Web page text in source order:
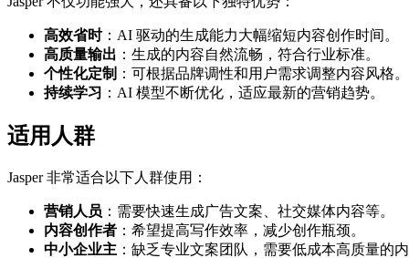
高效省时：AI 驱动的生成能力大幅缩短内容创作时间。
高质量输出 ：生成的内容自然流畅，符合行业标准。
个性化定制 ：可根据品牌调性和用户需求调整内容风格。
持续学习 ：AI 模型不断优化，适应最新的营销趋势。
适用人群
Jasper 非常适合以下人群使用：
营销人员 ：需要快速生成广告文案、社交媒体内容等。
内容创作者 ：希望提高写作效率，减少创作瓶颈。
中小企业主 ：缺乏专业文案团队，需要低成本高质量的